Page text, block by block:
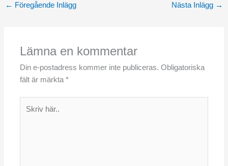
← Föregående Inlägg Nästa Inlägg →
Lämna en kommentar
Din e-postadress kommer inte publiceras. Obligatoriska
fält är märkta*